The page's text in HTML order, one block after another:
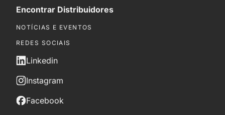
Encontrar Distribuidores
NOTÍCIAS E EVENTOS
REDES SOCIAIS
Linkedin
Instagram
Facebook